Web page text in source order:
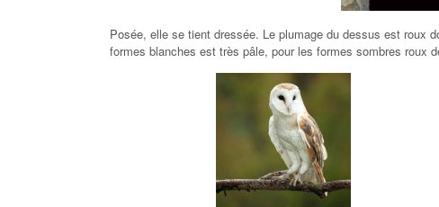
Posée, elle se tient dressée. Le plumage du dessus est roux
formes blanches est très pâle, pour les formes sombres roux